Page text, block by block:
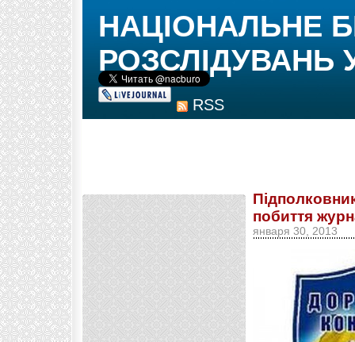
RSS
НАЦІОНАЛЬНЕ
РОЗСЛІДУВАНЬ
побиття
января 30, 2013